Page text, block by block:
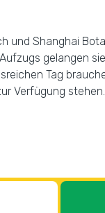
und Shanghai
gelangen
Tag
Verfügung stehen.